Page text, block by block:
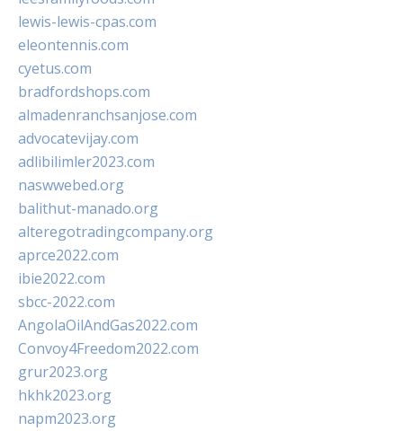
lewis-lewis-cpas.com
eleontennis.com
cyetus.com
bradfordshops.com
almadenranchsanjose.com
advocatevijay.com
adlibilimler2023.com
naswwebed.org
balithut-manado.org
alteregotradingcompany.org
aprce2022.com
ibie2022.com
sbcc-2022.com
AngolaOilAndGas2022.com
Convoy4Freedom2022.com
grur2023.org
hkhk2023.org
napm2023.org